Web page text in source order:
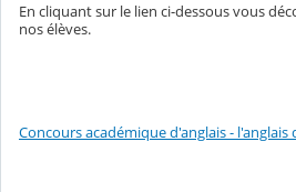
En cliquant sur le lien ci-dessous vous
nos élèves.
Concours académique d'anglais - l'anglais